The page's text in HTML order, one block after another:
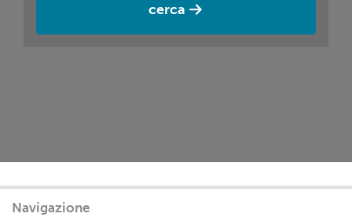
cerca
Navigazione